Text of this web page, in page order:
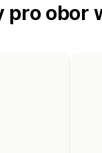
pro obor